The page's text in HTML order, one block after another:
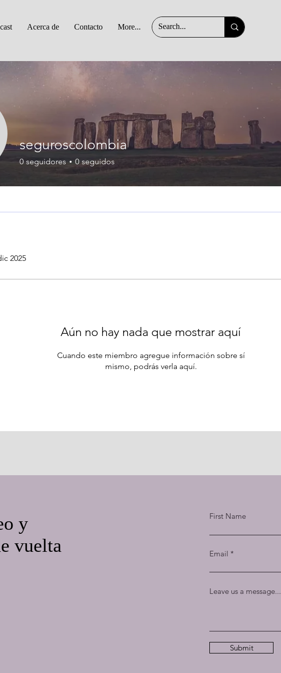
Acerca de Contacto More...
seguroscolombia
0 seguidores 0 seguidos
2025
Aún no hay nada que mostrar aquí
Cuando este miembro agregue información sobre sí
mismo, podrás verla aquí.
y
vuelta
First Name
Email
Leave us a message...
Submit